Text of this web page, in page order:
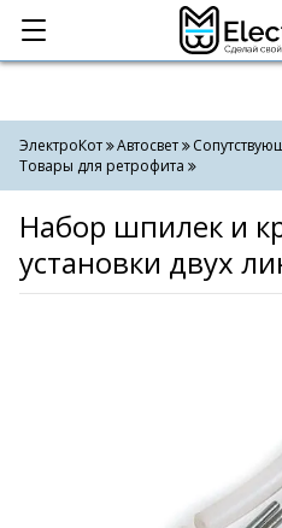
Категории
ЭлектроКот Автосвет
Товары для ретрофита
Набор шпилек и
установки двух